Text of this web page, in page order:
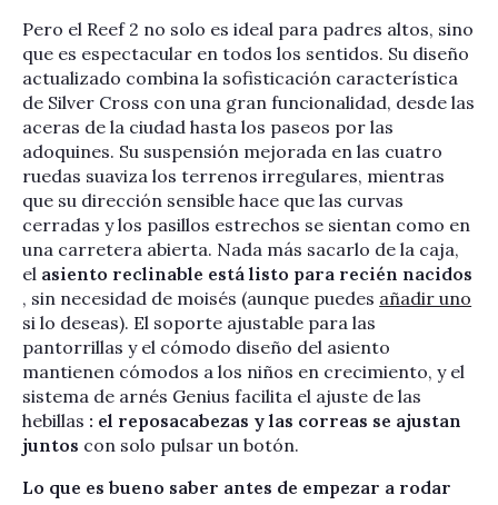
Pero el Reef 2 no solo es ideal para padres altos, sino
que es espectacular en todos los sentidos. Su diseño
actualizado combina la sofisticación característica
de Silver Cross con una gran funcionalidad, desde las
aceras de la ciudad hasta los paseos por las
adoquines. Su suspensión mejorada en las cuatro
ruedas suaviza los terrenos irregulares, mientras
que su dirección sensible hace que las curvas
cerradas y los pasillos estrechos se sientan como en
una carretera abierta. Nada más sacarlo de la caja,
el asiento reclinable está listo para recién nacidos
, sin necesidad de moisés (aunque puedes añadir uno
si lo deseas). El soporte ajustable para las
pantorrillas y el cómodo diseño del asiento
mantienen cómodos a los niños en crecimiento, y el
sistema de arnés Genius facilita el ajuste de las
hebillas : el reposacabezas y las correas se ajustan
juntos con solo pulsar un botón.
Lo que es bueno saber antes de empezar a rodar